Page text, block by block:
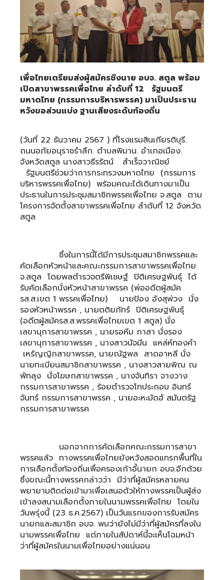
เพื่อไทยเตรียมส่งผู้สมัครชิงนาย อบจ. สตูล พร้อม
เปิดสาขาพรรคเพื่อไทย ลำดับที่ 12
รัฐมนตรี
มหาดไทย (กรรมการบริหารพรรค) มาเป็นประธาน
หวังขอส่วนแบ่ง ฐานเสียงระดับท้องถิ่น
(วันที่ 22 ธันวาคม 2567 ) ที่โรงแรมสินเกียรติบุรี.
ถนนอภัยอนุราชรำลึก. ตำบลพิมาน. อำเภอเมือง.
จังหวัดสตูล นางสาวธีรรัตน์ สำเร็จวาณิชย์
รัฐมนตรีช่วยว่าการกระทรวงมหาดไทย (กรรมการ
บริหารพรรคเพื่อไทย) พร้อมคณะได้เดินทางมาเป็น
ประธานในการประชุมสมาชิกพรรคเพื่อไทย จ.สตูล ตาม
โครงการจัดตั้งสาขาพรรคเพื่อไทย ลำดับที่ 12 จังหวัด
สตูล
ซึ่งในการนี้ได้มีการประชุมสมาชิกพรรคและ
คัดเลือกหัวหน้าและคณะกรรมการสาขาพรรคเพื่อไทย
จ.สตูล โดยพลตำรวจตรีพิเชษฐ์ ปิติเศรษฐพันธุ์ ได้
รับคัดเลือกนั่งหัวหน้าสาขาพรรค (พ่ออดีตผู้สมัค
รส.ส.เขต 1 พรรคเพื่อไทย) นายป้อง อังสุพ่วง นั่ง
รองหัวหน้าพรรค , นายตติยภัทร์ ปิติเศรษฐพันธุ์
(อดีตผู้สมัครส.ส.พรรคเพื่อไทยเขต 1 สตูล) นั่ง
เลขานุการสาขาพรรค , นายรอหีม กาสา นั่งรอง
เลขานุการสาขาพรรค , นางสาวนัจมีน แหล่ห์ทองคำ
เหรัญญิกสาขาพรรค, นายณัฐพล สาดอาหลี นั่ง
นายทะเบียนสมาชิกสาขาพรรค , นางสาวสายพิณ ณ
พัทลุง นั่งโฆษกสาขาพรรค , นางจันทิรา จางวาง
กรรมการสาขาพรรค , ร้อยตำรวจโทประกอบ อินทร์
จันทร์ กรรมการสาขาพรรค , นายอะหะมัดฮ์ สมันตรัฐ
กรรมการสาขาพรรค
นอกจากการคัดเลือกคณะกรรมการสาขา
พรรคแล้ว ทางพรรคเพื่อไทยยังหวังสอดแทรกพื้นที่ใน
การเลือกตั้งท้องถิ่นเพื่อครองเก้าอี้นายก อบจ.อีกด้วย
ซึ่งขณะนี้ทางพรรคกล่าวว่า มีว่าที่ผู้สมัครหลายคน
พยายามติดต่อเข้ามาเพื่อเสนอตัวให้ทางพรรคเป็นผู้ส่ง
เข้าลงสนามเลือกตั้งภายในนามพรรคเพื่อไทย โดยใน
วันพรุ่งนี้ (23 ธ.ค.2567) เป็นวันแรกของการรับสมัคร
นายกและสมาชิก อบจ. พบว่ายังไม่มีว่าที่ผู้สมัครที่ลงใน
นามพรรคเพื่อไทย แต่ภายในสัปดาห์นี้จะเห็นโฉมหน้า
ว่าที่ผู้สมัครในนามเพื่อไทยอย่างแน่นอน